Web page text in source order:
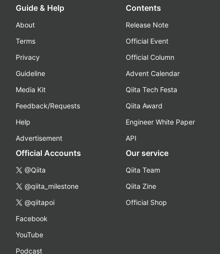
Guide & Help
About
Terms
Privacy
Guideline
Media Kit
Feedback/Requests
Help
Advertisement
Contents
Release Note
Official Event
Official Column
Advent Calendar
Qiita Tech Festa
Qiita Award
Engineer White Paper
API
Official Accounts
@Qiita
@qiita_milestone
@qiitapoi
Facebook
YouTube
Podcast
Our service
Qiita Team
Qiita Zine
Official Shop